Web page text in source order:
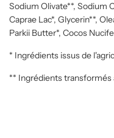
Sodium Olivate**, Sodium
Caprae Lac*, Glycerin**,
Parkii Butter*, Cocos
* Ingrédients issus de
** Ingrédients